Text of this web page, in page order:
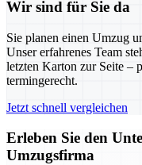
Wir sind für Sie da
Sie planen einen Umzug
Unser erfahrenes Team
letzten Karton zur Seite –
termingerecht.
Jetzt schnell vergleichen
Erleben Sie den
Umzugsfirma